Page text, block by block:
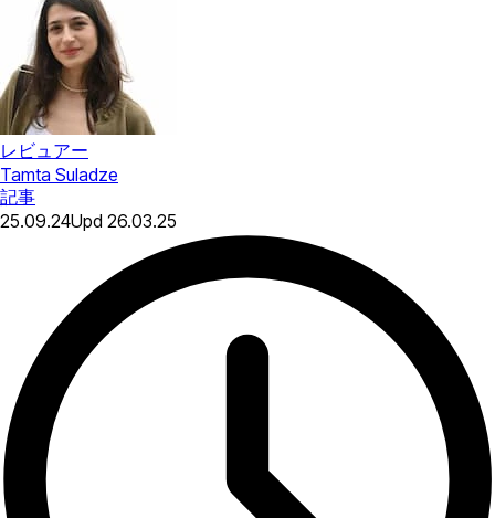
レビュアー
Tamta Suladze
記事
25.09.24Upd 26.03.25